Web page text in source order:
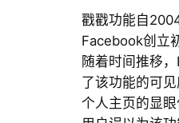
戳戳功能自
Facebook创立
随着时间推移
了该功能的可
个人主页的显